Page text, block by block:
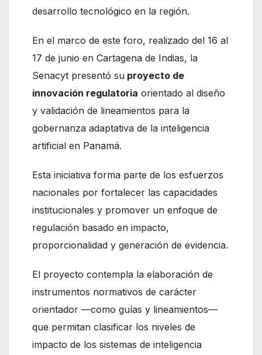
desarrollo tecnológico en la región.
En el marco de este foro, realizado del 16 al
17 de junio en Cartagena de Indias, la
Senacyt presentó su proyecto de
innovación regulatoria orientado al diseño
y validación de lineamientos para la
gobernanza adaptativa de la inteligencia
artificial en Panamá.
Esta iniciativa forma parte de los esfuerzos
nacionales por fortalecer las capacidades
institucionales y promover un enfoque de
regulación basado en impacto,
proporcionalidad y generación de evidencia.
El proyecto contempla la elaboración de
instrumentos normativos de carácter
orientador —como guías y lineamientos—
que permitan clasificar los niveles de
impacto de los sistemas de inteligencia